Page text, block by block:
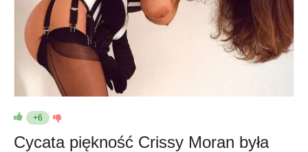
+6
Cycata piękność Crissy Moran była